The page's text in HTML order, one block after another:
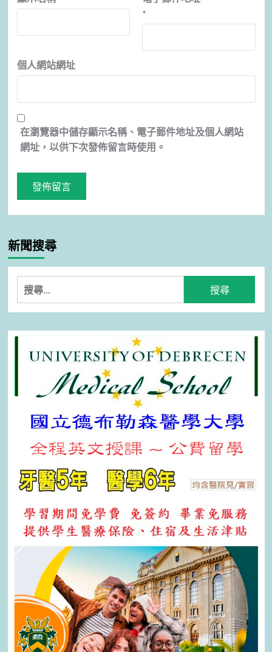
*
個人網站網址
在瀏覽器中儲存顯示名稱、電子郵件地址及個人網站
網址，以供下次發佈留言時使用。
新聞搜尋
搜
尋
關
鍵